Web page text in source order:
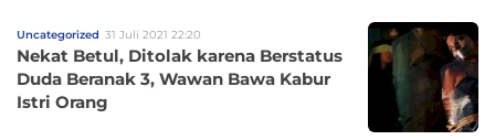
Uncategorized 31 Juli 2021 22:20
Nekat Betul, Ditolak karena Berstatus
Duda Beranak 3, Wawan Bawa Kabur
Istri Orang